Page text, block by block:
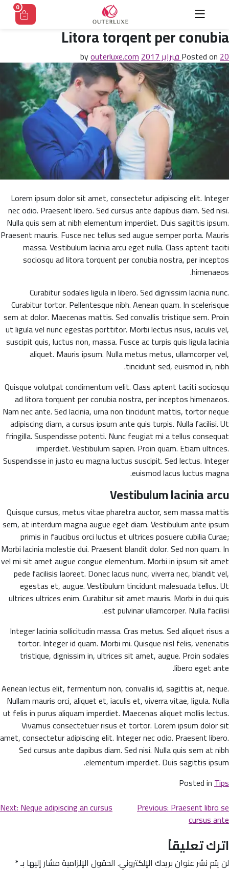
content
0
Litora torqent per conubia
Posted on20 فبراير 2017 outerluxe.com
Lorem ipsum dolor sit amet, consectetur adipiscing elit. Integer
nec odio. Praesent libero. Sed cursus ante dapibus diam. Sed nisi.
Nulla quis sem at nibh elementum imperdiet. Duis sagittis ipsum.
Praesent mauris. Fusce nec tellus sed augue semper porta. Mauris
massa. Vestibulum lacinia arcu eget nulla. Class aptent taciti
sociosqu ad litora torquent per conubia nostra, per inceptos
himenaeos.
Curabitur sodales ligula in libero. Sed dignissim lacinia nunc.
Curabitur tortor. Pellentesque nibh. Aenean quam. In scelerisque
sem at dolor. Maecenas mattis. Sed convallis tristique sem. Proin
ut ligula vel nunc egestas porttitor. Morbi lectus risus, iaculis vel,
suscipit quis, luctus non, massa. Fusce ac turpis quis ligula lacinia
aliquet. Mauris ipsum. Nulla metus metus, ullamcorper vel,
tincidunt sed, euismod in, nibh.
Quisque volutpat condimentum velit. Class aptent taciti sociosqu
ad litora torquent per conubia nostra, per inceptos himenaeos.
Nam nec ante. Sed lacinia, urna non tincidunt mattis, tortor neque
adipiscing diam, a cursus ipsum ante quis turpis. Nulla facilisi. Ut
fringilla. Suspendisse potenti. Nunc feugiat mi a tellus consequat
imperdiet. Vestibulum sapien. Proin quam. Etiam ultrices.
Suspendisse in justo eu magna luctus suscipit. Sed lectus. Integer
euismod lacus luctus magna.
Vestibulum lacinia arcu
Quisque cursus, metus vitae pharetra auctor, sem massa mattis
sem, at interdum magna augue eget diam. Vestibulum ante ipsum
primis in faucibus orci luctus et ultrices posuere cubilia Curae;
Morbi lacinia molestie dui. Praesent blandit dolor. Sed non quam. In
vel mi sit amet augue congue elementum. Morbi in ipsum sit amet
pede facilisis laoreet. Donec lacus nunc, viverra nec, blandit vel,
egestas et, augue. Vestibulum tincidunt malesuada tellus. Ut
ultrices ultrices enim. Curabitur sit amet mauris. Morbi in dui quis
est pulvinar ullamcorper. Nulla facilisi.
Integer lacinia sollicitudin massa. Cras metus. Sed aliquet risus a
tortor. Integer id quam. Morbi mi. Quisque nisl felis, venenatis
tristique, dignissim in, ultrices sit amet, augue. Proin sodales
libero eget ante.
Aenean lectus elit, fermentum non, convallis id, sagittis at, neque.
Nullam mauris orci, aliquet et, iaculis et, viverra vitae, ligula. Nulla
ut felis in purus aliquam imperdiet. Maecenas aliquet mollis lectus.
Vivamus consectetuer risus et tortor. Lorem ipsum dolor sit
amet, consectetur adipiscing elit. Integer nec odio. Praesent libero.
Sed cursus ante dapibus diam. Sed nisi. Nulla quis sem at nibh
elementum imperdiet. Duis sagittis ipsum.
Posted inTips
تصفّح
المقالات
Previous:Praesent libro se
cursus ante
Next:Neque adipiscing an cursus
اترك تعليقاً
لن يتم نشر عنوان بريدك الإلكتروني. الحقول الإلزامية مشار إليها بـ*